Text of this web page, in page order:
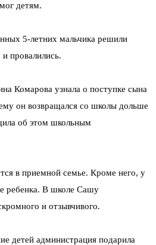
детям.
5-летних мальчика решили
провалились.
Комарова узнала о поступке сына
он возвращался со школы дольше
об этом школьным
в приемной семье. Кроме него, у
ребенка. В школе Сашу
и отзывчивого.
детей администрация подарила